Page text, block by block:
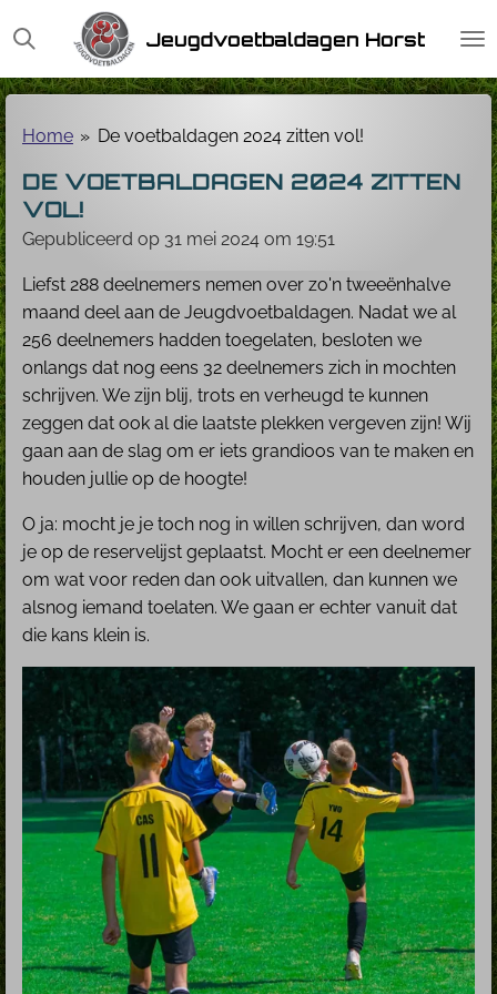
Ga
direct
naar
hoofdinhoud
Jeugdvoetbaldagen Horst
Home » De voetbaldagen 2024 zitten vol!
DE VOETBALDAGEN 2024 ZITTEN
VOL!
Gepubliceerd op 31 mei 2024 om 19:51
Liefst 288 deelnemers nemen over zo'n tweeënhalve
maand deel aan de Jeugdvoetbaldagen. Nadat we al
256 deelnemers hadden toegelaten, besloten we
onlangs dat nog eens 32 deelnemers zich in mochten
schrijven. We zijn blij, trots en verheugd te kunnen
zeggen dat ook al die laatste plekken vergeven zijn! Wij
gaan aan de slag om er iets grandioos van te maken en
houden jullie op de hoogte!
O ja: mocht je je toch nog in willen schrijven, dan word
je op de reservelijst geplaatst. Mocht er een deelnemer
om wat voor reden dan ook uitvallen, dan kunnen we
alsnog iemand toelaten. We gaan er echter vanuit dat
die kans klein is.